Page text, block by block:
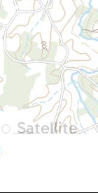
Satellite